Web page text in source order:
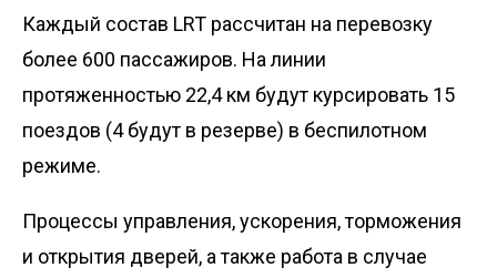
Каждый состав LRT рассчитан на перевозку
более 600 пассажиров. На линии
протяженностью 22,4 км будут курсировать 15
поездов (4 будут в резерве) в беспилотном
режиме.
Процессы управления, ускорения, торможения
и открытия дверей, а также работа в случае